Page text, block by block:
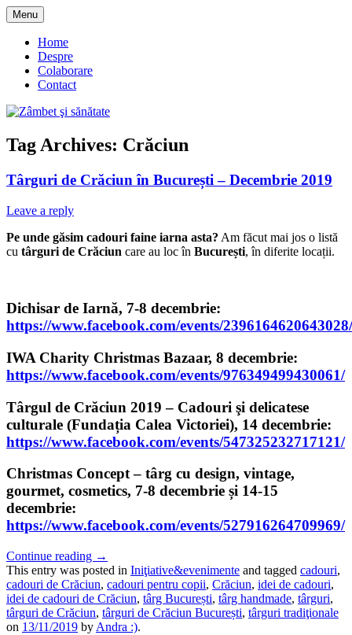
Skip
to
content
Zâmbet şi sănătate
Menu
Home
Despre
Colaborare
Contact
Tag Archives: Crăciun
Târguri de Crăciun în București – Decembrie 2019
Leave a reply
Pe unde găsim cadouri faine iarna asta? Am făcut mai jos o listă
cu târguri de Crăciun care au loc în București, în diferite locații.
Dichisar de Iarnă, 7-8 decembrie:
https://www.facebook.com/events/2396164620643028/
IWA Charity Christmas Bazaar, 8 decembrie:
https://www.facebook.com/events/976349499430061/
Târgul de Crăciun 2019 – Cadouri şi delicatese
culturale (Fundația Calea Victoriei), 14 decembrie:
https://www.facebook.com/events/547325232717121/
Christmas Concept – târg cu design, vintage,
gourmet, cosmetics, 7-8 decembrie și 14-15
decembrie:
https://www.facebook.com/events/527916264709969/
Continue reading →
This entry was posted in Iniţiative&evenimente and tagged cadouri,
cadouri de Crăciun, cadouri pentru copii, Crăciun, idei de cadouri,
idei de cadouri de Crăciun, târg București, târg handmade, târguri,
târguri de Crăciun, târguri de Crăciun București, târguri tradiţionale
on 13/11/2019 by Andra :).